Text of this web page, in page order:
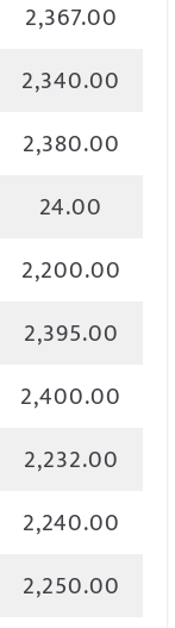
2,367.00
2,340.00
2,380.00
24.00
2,200.00
2,395.00
2,400.00
2,232.00
2,240.00
2,250.00